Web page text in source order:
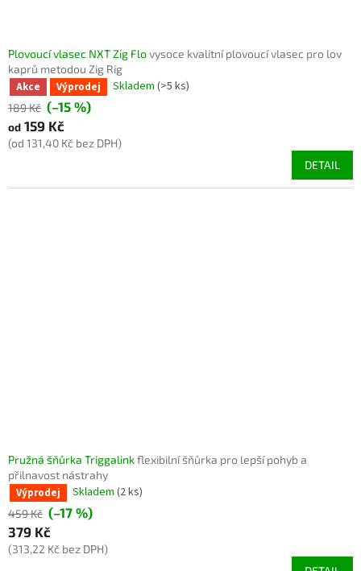
Plovoucí vlasec NXT Zig Flovysoce kvalitní plovoucí vlasec pro lov
kaprů metodou Zig Rig
Akce Výprodej Skladem (>5 ks)
189 Kč (–15 %)
od 159 Kč
(od 131,40 Kč bez DPH)
DETAIL
Pružná šňůrka Triggalinkflexibilní šňůrka pro lepší pohyb a
přilnavost nástrahy
Výprodej Skladem (2 ks)
459 Kč (–17 %)
379 Kč
(313,22 Kč bez DPH)